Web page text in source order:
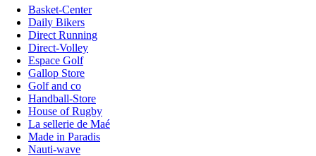
Basket-Center
Daily Bikers
Direct Running
Direct-Volley
Espace Golf
Gallop Store
Golf and co
Handball-Store
House of Rugby
La sellerie de Maé
Made in Paradis
Nauti-wave